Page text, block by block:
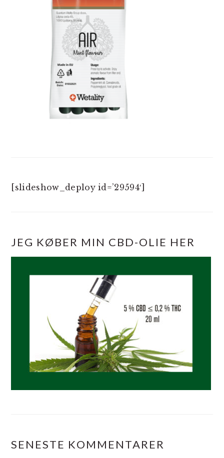
[slideshow_deploy id=’29594′]
JEG KØBER MIN CBD-OLIE HER
SENESTE KOMMENTARER